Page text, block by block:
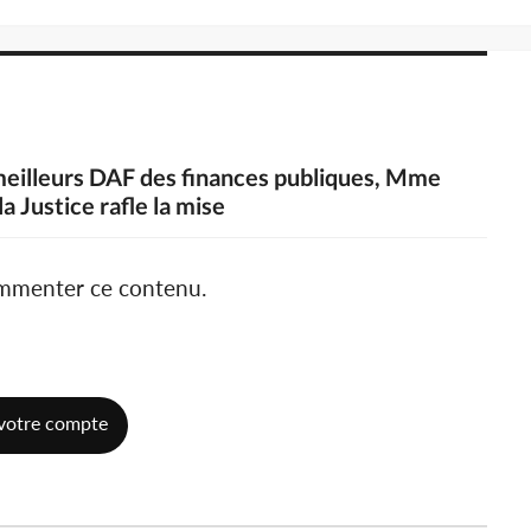
DAF des finances publiques, Mme
Justice rafle la mise
ce contenu.
compte